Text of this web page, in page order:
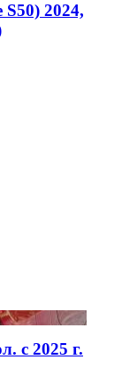
2024,
с 2025 г.